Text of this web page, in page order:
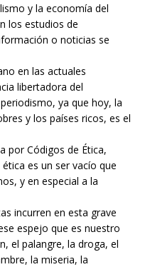
y la economía del
los estudios de
o noticias se
en las actuales
libertadora del
ya que hoy, la
y los países ricos, es el
por Códigos de Ética,
es un ser vacío que
y en especial a la
incurren en esta grave
espejo que es nuestro
el palangre, la droga, el
la miseria, la